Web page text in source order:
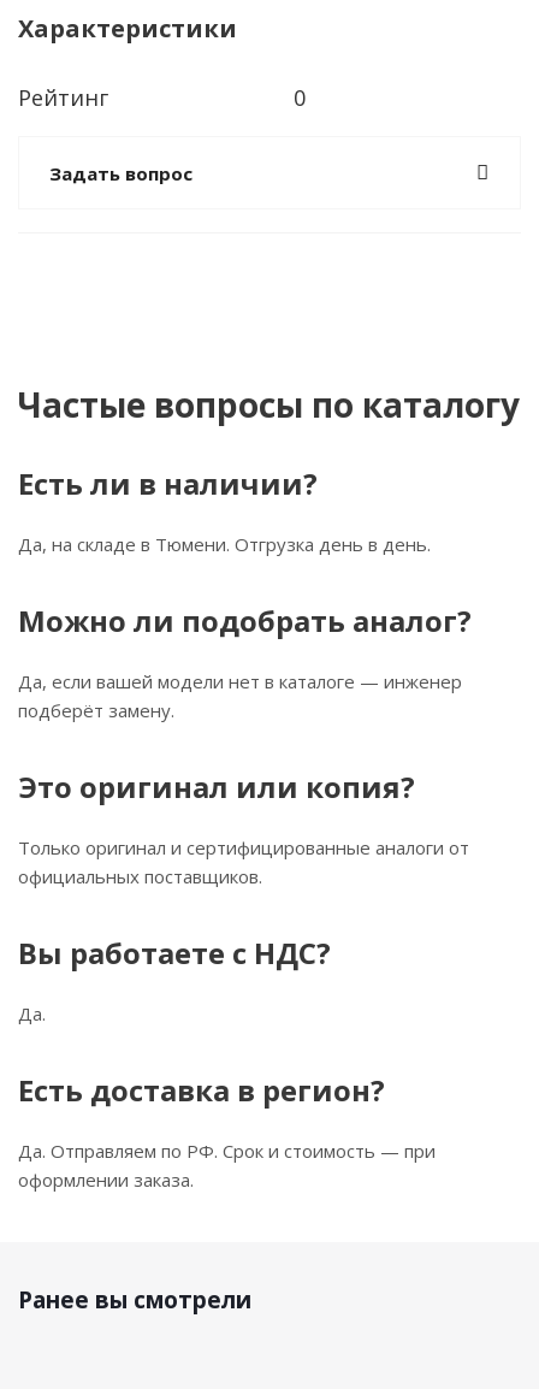
Характеристики
Рейтинг 0
Задать вопрос
Частые вопросы по каталогу
Есть ли в наличии?
Да, на складе в Тюмени. Отгрузка день в день.
Можно ли подобрать аналог?
Да, если вашей модели нет в каталоге — инженер
подберёт замену.
Это оригинал или копия?
Только оригинал и сертифицированные аналоги от
официальных поставщиков.
Вы работаете с НДС?
Да.
Есть доставка в регион?
Да. Отправляем по РФ. Срок и стоимость — при
оформлении заказа.
Ранее вы смотрели